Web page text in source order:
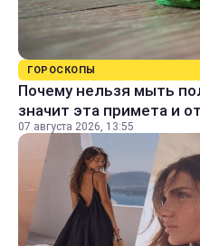
ГОРОСКОПЫ
Почему нельзя мыть
значит эта примета и
07 августа 2026, 13:55